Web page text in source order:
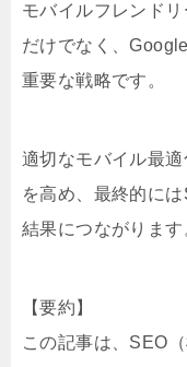
モバイルフレンド
だけでなく、
重要な戦略です。
適切なモバイル最
を高め、最終的に
結果につながります
【要約】
この記事は、SEO